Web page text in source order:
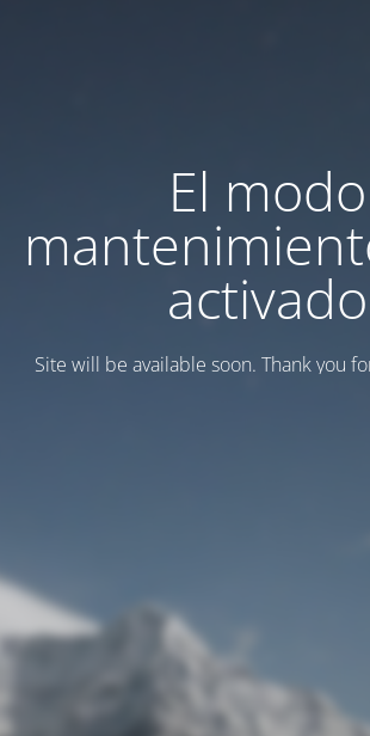
El modo
activado
Site will be available soon. Thank you